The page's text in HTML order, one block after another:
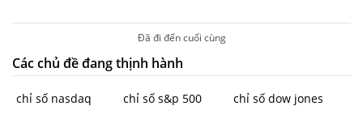
Các chủ đề đang thịnh hành
chỉ số nasdaq chỉ số s&p 500
chỉ số dow jones
Đã đi đến cuối cùng